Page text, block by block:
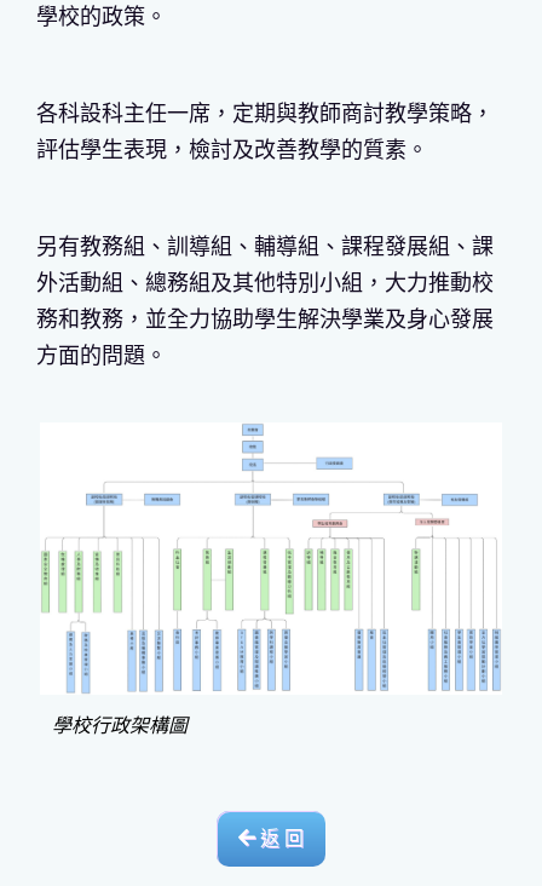
學校的政策。
各科設科主任一席，定期與教師商討教學策略，
評估學生表現，檢討及改善教學的質素。
另有教務組、訓導組、輔導組、課程發展組、課
外活動組、總務組及其他特別小組，大力推動校
務和教務，並全力協助學生解決學業及身心發展
方面的問題。
學校行政架構圖
返 回